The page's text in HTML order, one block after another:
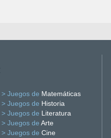
> Juegos de Matemáticas
> Juegos de Historia
> Juegos de Literatura
> Juegos de Arte
> Juegos de Cine